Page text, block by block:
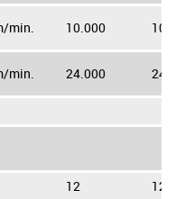
min. 10.000
min. 24.000
12
12